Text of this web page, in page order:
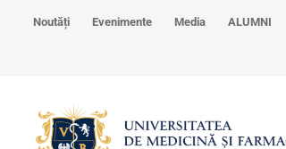
Noutăți Evenimente Media ALUMNI